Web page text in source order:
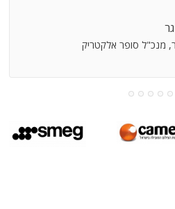
מנכ"ל סופר אלקטריק